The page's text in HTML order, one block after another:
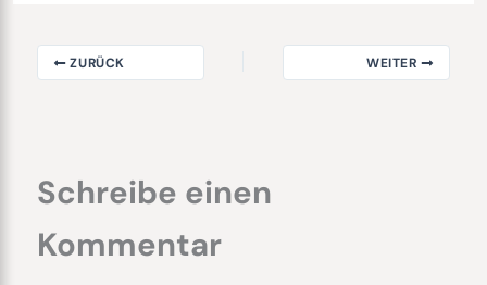
ZURÜCK WEITER
Schreibe einen
Kommentar